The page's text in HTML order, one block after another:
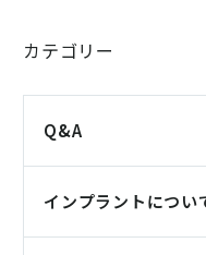
カテゴリー
Q&A
インプラントについ